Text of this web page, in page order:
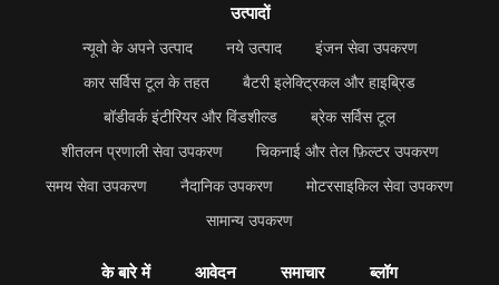
उत्पादों
न्यूवो के अपने उत्पाद नये उत्पाद
इंजन सेवा उपकरण
कार सर्विस टूल के तहत
बैटरी इलेक्ट्रिकल और हाइब्रिड
बॉडीवर्क इंटीरियर और विंडशील्ड
ब्रेक सर्विस टूल
शीतलन प्रणाली सेवा उपकरण
चिकनाई और तेल फ़िल्टर उपकरण
समय सेवा उपकरण
नैदानिक उपकरण
मोटरसाइकिल सेवा उपकरण
सामान्य उपकरण
के बारे में आवेदन समाचार ब्लॉग